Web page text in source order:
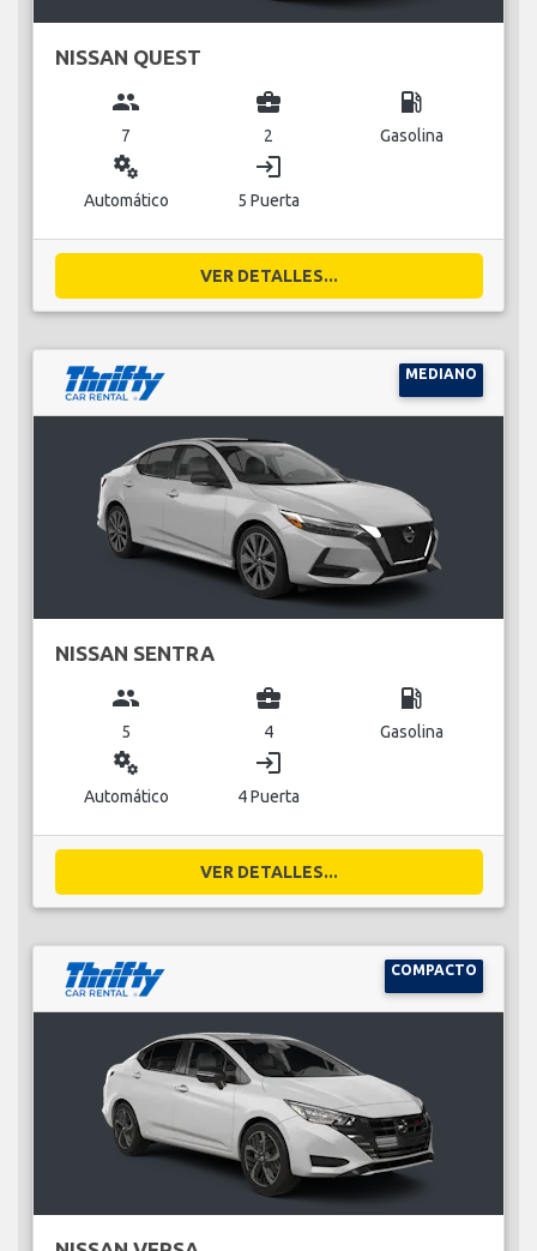
NISSAN QUEST
group
7
business_center
2
local_gas_station
Gasolina
miscellaneous_services
Automático
login
5 Puerta
VER DETALLES...
MEDIANO
NISSAN SENTRA
group
5
business_center
4
local_gas_station
Gasolina
miscellaneous_services
Automático
login
4 Puerta
VER DETALLES...
COMPACTO